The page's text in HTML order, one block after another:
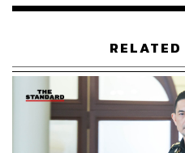
“วันที่ 7 สิงหาคม ไม่ต้องกังว
ว่าไม่ได้มาสร้างภาระให้เจ้า
กับเจ้าหน้าที่ในรูปแบบการนำ
ให้ รวมทั้งเฝ้าระวังด้านข้าง
ระเบิด เราจะคอยถ่ายรูปหรือ